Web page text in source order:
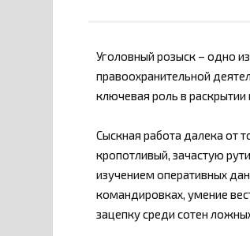
Уголовный розыск – одно
правоохранительной
ключевая роль в раскрытии
Сыскная работа далека от
кропотливый, зачастую
изучением оперативных
командировках, умение
зацепку среди сотен